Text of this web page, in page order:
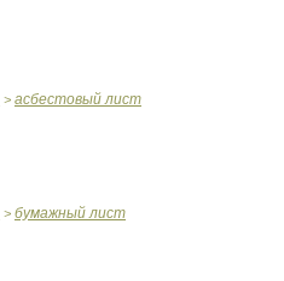
> асбестовый лист
> бумажный лист